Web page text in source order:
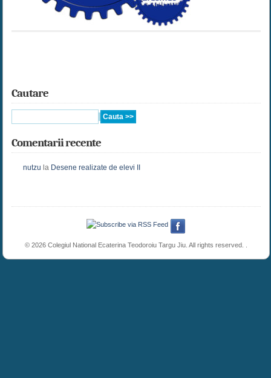
Cautare
Comentarii recente
nutzu la Desene realizate de elevi II
© 2026 Colegiul National Ecaterina Teodoroiu Targu Jiu. All rights reserved. .